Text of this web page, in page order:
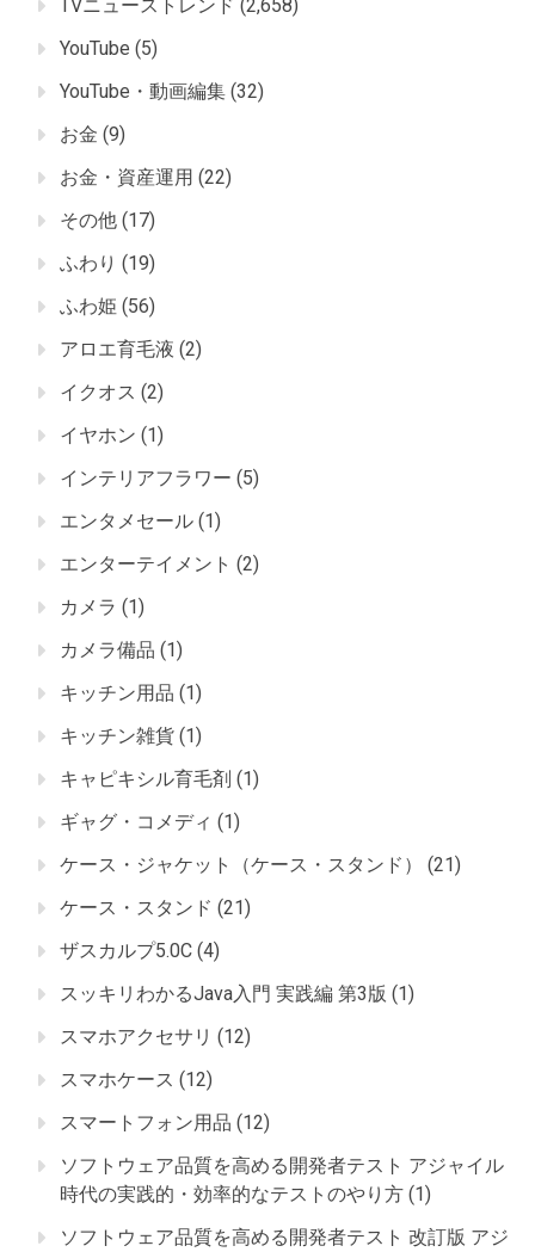
TVニューストレンド (2,658)
YouTube (5)
YouTube・動画編集 (32)
お金 (9)
お金・資産運用 (22)
その他 (17)
ふわり (19)
ふわ姫 (56)
アロエ育毛液 (2)
イクオス (2)
イヤホン (1)
インテリアフラワー (5)
エンタメセール (1)
エンターテイメント (2)
カメラ (1)
カメラ備品 (1)
キッチン用品 (1)
キッチン雑貨 (1)
キャピキシル育毛剤 (1)
ギャグ・コメディ (1)
ケース・ジャケット（ケース・スタンド）
(21)
ケース・スタンド (21)
ザスカルプ5.0C (4)
スッキリわかるJava入門 実践編 第3版 (1)
スマホアクセサリ (12)
スマホケース (12)
スマートフォン用品 (12)
ソフトウェア品質を高める開発者テスト アジャイル
時代の実践的・効率的なテストのやり方 (1)
ソフトウェア品質を高める開発者テスト 改訂版 アジ